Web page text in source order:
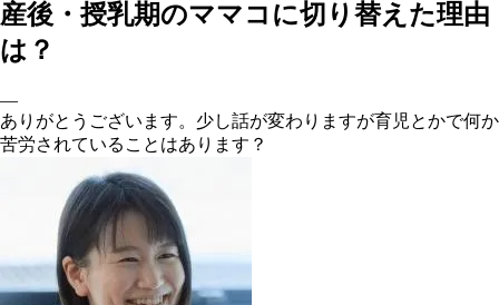
産後・授乳期のママコに切り替えた理由
は？
―
ありがとうございます。少し話が変わりますが育児とかで何か
苦労されていることはあります？